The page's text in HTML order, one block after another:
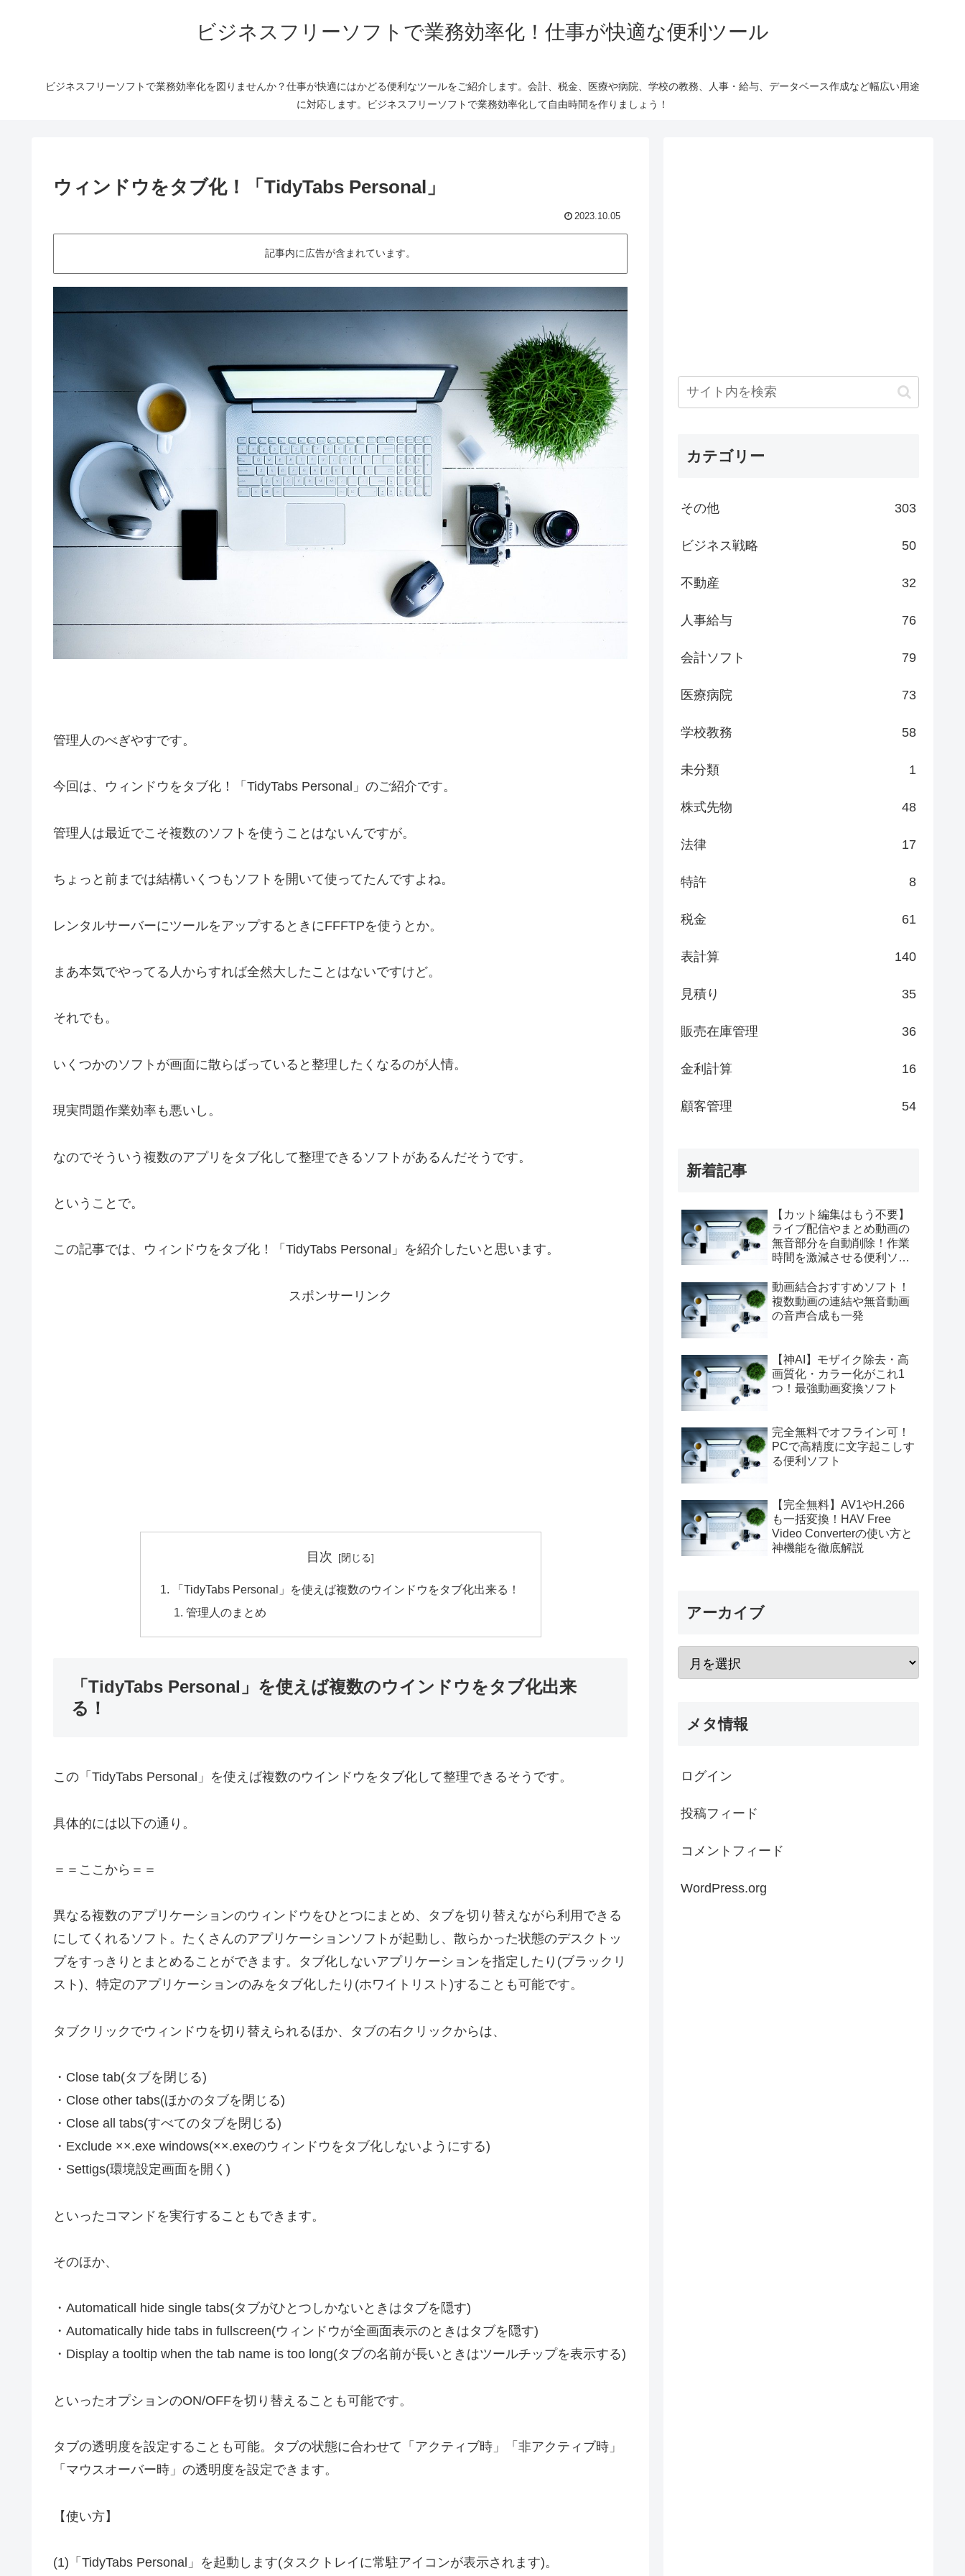
ビジネスフリーソフトで業務効率化！仕事が快適な便利ツール
ビジネスフリーソフトで業務効率化を図りませんか？仕事が快適にはかどる便利なツールをご紹介します。会計、税金、医療や病院、学校の教務、人事・給与、データベース作成など幅広い用途
に対応します。ビジネスフリーソフトで業務効率化して自由時間を作りましょう！
ウィンドウをタブ化！「TidyTabs Personal」
2023.10.05
記事内に広告が含まれています。
管理人のべぎやすです。
今回は、ウィンドウをタブ化！「TidyTabs Personal」のご紹介です。
管理人は最近でこそ複数のソフトを使うことはないんですが。
ちょっと前までは結構いくつもソフトを開いて使ってたんですよね。
レンタルサーバーにツールをアップするときにFFFTPを使うとか。
まあ本気でやってる人からすれば全然大したことはないですけど。
それでも。
いくつかのソフトが画面に散らばっていると整理したくなるのが人情。
現実問題作業効率も悪いし。
なのでそういう複数のアプリをタブ化して整理できるソフトがあるんだそうです。
ということで。
この記事では、ウィンドウをタブ化！「TidyTabs Personal」を紹介したいと思います。
スポンサーリンク
目次
「TidyTabs Personal」を使えば複数のウインドウをタブ化出来る！
管理人のまとめ
「TidyTabs Personal」を使えば複数のウインドウをタブ化出来
る！
この「TidyTabs Personal」を使えば複数のウインドウをタブ化して整理できるそうです。
具体的には以下の通り。
＝＝ここから＝＝
異なる複数のアプリケーションのウィンドウをひとつにまとめ、タブを切り替えながら利用できる
にしてくれるソフト。たくさんのアプリケーションソフトが起動し、散らかった状態のデスクトッ
プをすっきりとまとめることができます。タブ化しないアプリケーションを指定したり(ブラックリ
スト)、特定のアプリケーションのみをタブ化したり(ホワイトリスト)することも可能です。
タブクリックでウィンドウを切り替えられるほか、タブの右クリックからは、
・Close tab(タブを閉じる)
・Close other tabs(ほかのタブを閉じる)
・Close all tabs(すべてのタブを閉じる)
・Exclude ××.exe windows(××.exeのウィンドウをタブ化しないようにする)
・Settigs(環境設定画面を開く)
といったコマンドを実行することもできます。
そのほか、
・Automaticall hide single tabs(タブがひとつしかないときはタブを隠す)
・Automatically hide tabs in fullscreen(ウィンドウが全画面表示のときはタブを隠す)
・Display a tooltip when the tab name is too long(タブの名前が長いときはツールチップを表示する)
といったオプションのON/OFFを切り替えることも可能です。
タブの透明度を設定することも可能。タブの状態に合わせて「アクティブ時」「非アクティブ時」
「マウスオーバー時」の透明度を設定できます。
【使い方】
(1)「TidyTabs Personal」を起動します(タスクトレイに常駐アイコンが表示されます)。
カテゴリー
その他 303
ビジネス戦略 50
不動産 32
人事給与 76
会計ソフト 79
医療病院 73
学校教務 58
未分類 1
株式先物 48
法律 17
特許 8
税金 61
表計算 140
見積り 35
販売在庫管理 36
金利計算 16
顧客管理 54
新着記事
【カット編集はもう不要】
ライブ配信やまとめ動画の
無音部分を自動削除！作業
時間を激減させる便利ソフ
動画結合おすすめソフト！
複数動画の連結や無音動画
の音声合成も一発
【神AI】モザイク除去・高
画質化・カラー化がこれ1
つ！最強動画変換ソフト
完全無料でオフライン可！
PCで高精度に文字起こしす
る便利ソフト
【完全無料】AV1やH.266
も一括変換！HAV Free
Video Converterの使い方と
神機能を徹底解説
アーカイブ
メタ情報
ログイン
投稿フィード
コメントフィード
WordPress.org